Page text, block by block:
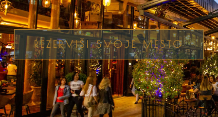
REZERVIŠI SVOJE MESTO